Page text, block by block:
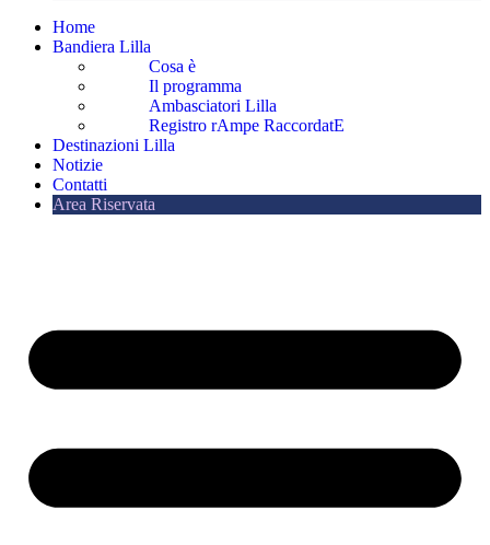
Home
Bandiera Lilla
Cosa è
Il programma
Ambasciatori Lilla
Registro rAmpe RaccordatE
Destinazioni Lilla
Notizie
Contatti
Area Riservata